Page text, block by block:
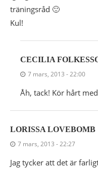
träningsråd 🙂
Kul!
CECILIA
7 mars, 2013 - 22:00
Åh, tack! Kör hårt
LORISSA LOVEBOMB
7 mars, 2013 - 22:27
Jag tycker att det är